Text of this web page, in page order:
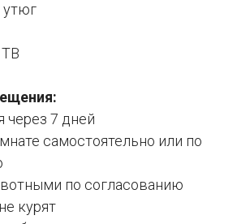
утюг
через 7 дней
самостоятельно или по
по согласованию
курят